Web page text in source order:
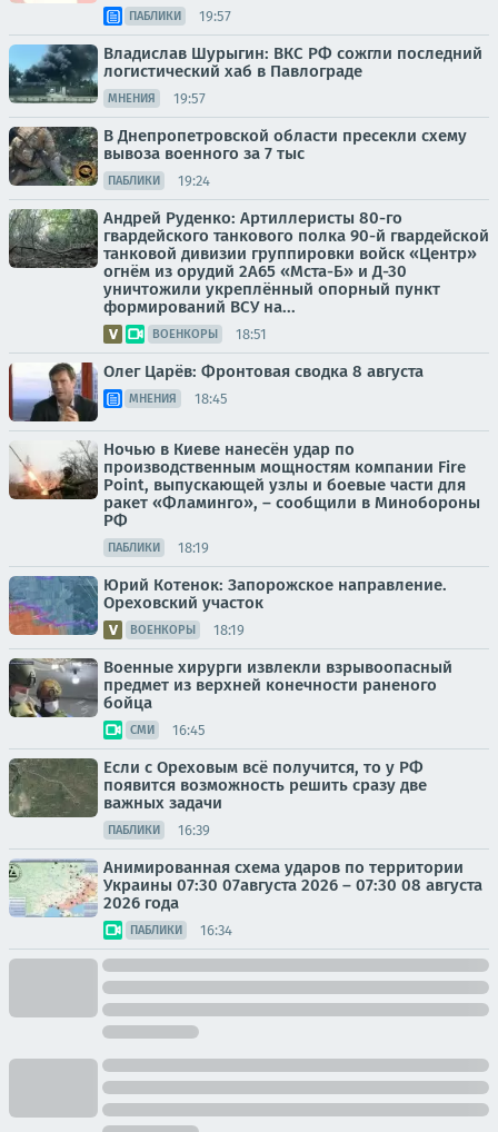
ПАБЛИКИ 19:57
Владислав Шурыгин: ВКС РФ сожгли последний
логистический хаб в Павлограде
МНЕНИЯ 19:57
В Днепропетровской области пресекли схему
вывоза военного за 7 тыс
ПАБЛИКИ 19:24
Андрей Руденко: Артиллеристы 80-го
гвардейского танкового полка 90-й гвардейской
танковой дивизии группировки войск «Центр»
огнём из орудий 2А65 «Мста-Б» и Д-30
уничтожили укреплённый опорный пункт
формирований ВСУ на...
ВОЕНКОРЫ 18:51
Олег Царёв: Фронтовая сводка 8 августа
МНЕНИЯ 18:45
Ночью в Киеве нанесён удар по
производственным мощностям компании Fire
Point, выпускающей узлы и боевые части для
ракет «Фламинго», – сообщили в Минобороны
РФ
ПАБЛИКИ 18:19
Юрий Котенок: Запорожское направление.
Ореховский участок
ВОЕНКОРЫ 18:19
Военные хирурги извлекли взрывоопасный
предмет из верхней конечности раненого
бойца
СМИ 16:45
Если с Ореховым всё получится, то у РФ
появится возможность решить сразу две
важных задачи
ПАБЛИКИ 16:39
Анимированная схема ударов по территории
Украины 07:30 07августа 2026 – 07:30 08 августа
2026 года
ПАБЛИКИ 16:34